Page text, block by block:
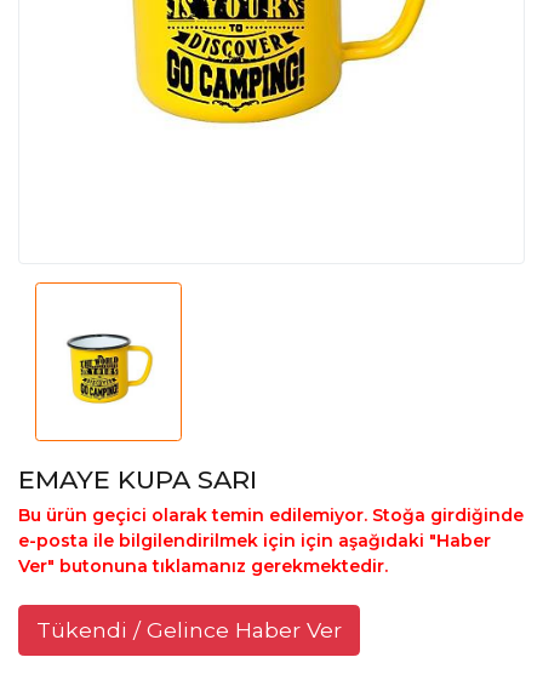
EMAYE KUPA SARI
Bu ürün geçici olarak temin edilemiyor. Stoğa girdiğinde
e-posta ile bilgilendirilmek için için aşağıdaki "Haber
Ver" butonuna tıklamanız gerekmektedir.
Tükendi / Gelince Haber Ver